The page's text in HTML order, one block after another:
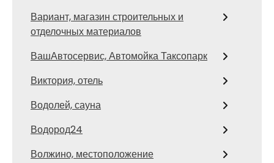
Вариант, магазин строительных и
отделочных материалов
ВашАвтосервис, Автомойка Таксопарк
Виктория, отель
Водолей, сауна
Водород24
Волжино, местоположение